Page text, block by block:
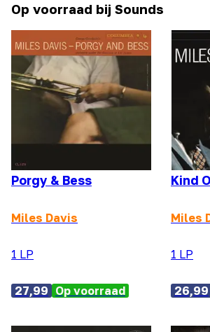
Op voorraad bij Sounds
Porgy & Bess
Miles Davis
1 LP
27,99 Op voorraad
Kind
Miles
1 LP
26,99